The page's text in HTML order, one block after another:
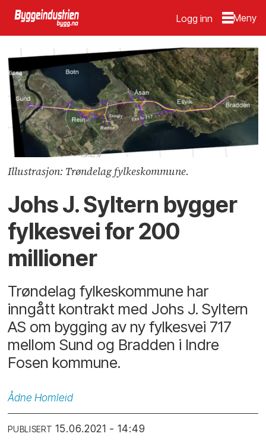
Logg inn
Illustrasjon: Trøndelag fylkeskommune.
Johs J. Syltern bygger
fylkesvei for 200
millioner
Trøndelag fylkeskommune har
inngått kontrakt med Johs J. Syltern
AS om bygging av ny fylkesvei 717
mellom Sund og Bradden i Indre
Fosen kommune.
Ådne Homleid
PUBLISERT 15.06.2021 - 14:49